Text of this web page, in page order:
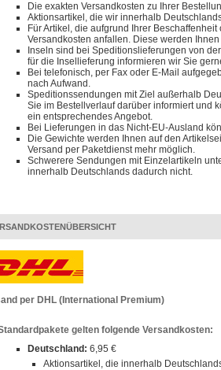
Die exakten Versandkosten zu Ihrer
Aktionsartikel, die wir innerhalb
Für Artikel, die aufgrund Ihrer
Versandkosten anfallen. Diese werden
Inseln sind bei Speditionslieferungen von
für die Insellieferung informieren wir Sie
Bei telefonisch, per Fax oder E-Mail
nach Aufwand.
Speditionssendungen mit Ziel außerhalb
Sie im Bestellverlauf darüber informiert und
ein entsprechendes Angebot.
Bei Lieferungen in das Nicht-EU-Ausland
Die Gewichte werden Ihnen auf den
Versand per Paketdienst mehr möglich.
Schwerere Sendungen mit Einzelartikeln
innerhalb Deutschlands dadurch nicht.
per DHL (International Premium)
gelten folgende Versandkosten:
Deutschland: 6,95 €
Aktionsartikel, die innerhalb